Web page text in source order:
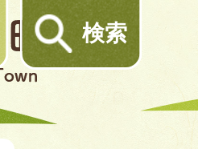
検索